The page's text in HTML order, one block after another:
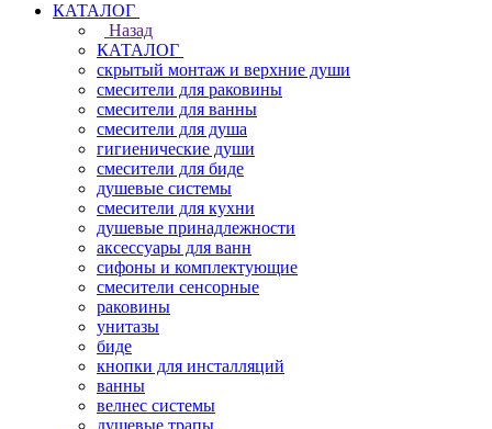
КАТАЛОГ
Назад
КАТАЛОГ
скрытый монтаж и верхние души
смесители для раковины
смесители для ванны
смесители для душа
гигиенические души
смесители для биде
душевые системы
смесители для кухни
душевые принадлежности
аксессуары для ванн
сифоны и комплектующие
смесители сенсорные
раковины
унитазы
биде
кнопки для инсталляций
ванны
велнес системы
душевые трапы